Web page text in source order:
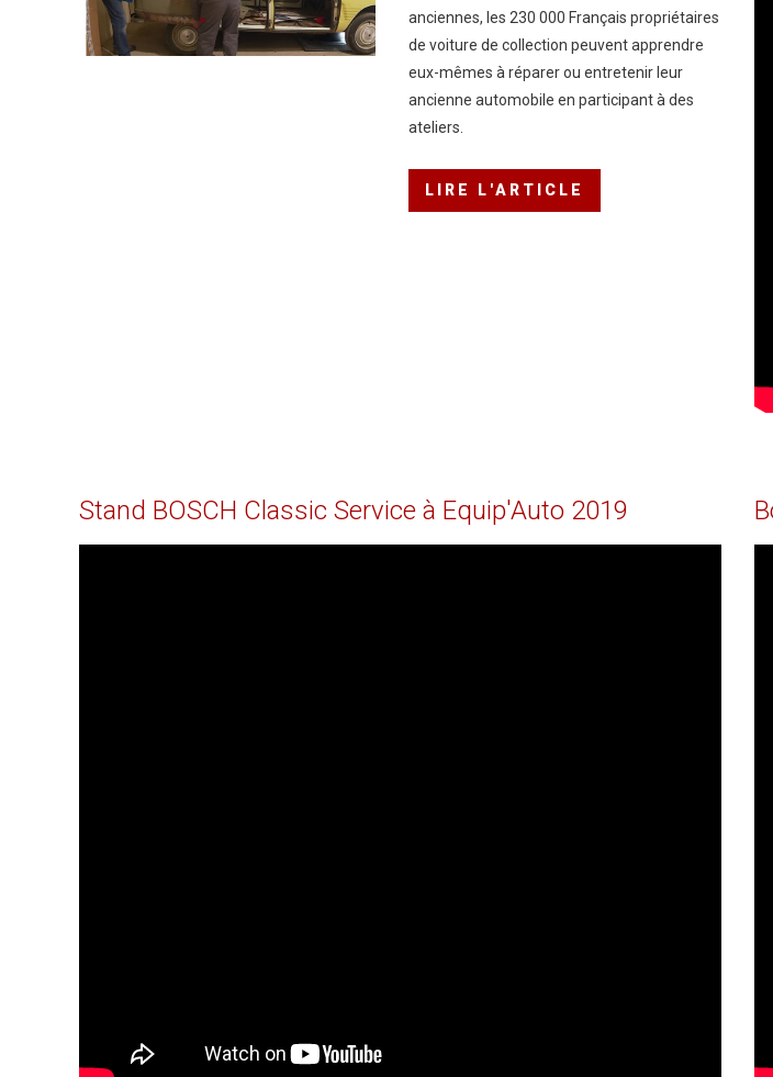
anciennes, les 230 000 Français propriétaires
de voiture de collection peuvent apprendre
eux-mêmes à réparer ou entretenir leur
ancienne automobile en participant à des
ateliers.
LIRE L'ARTICLE
Stand BOSCH Classic Service à Equip'Auto 2019